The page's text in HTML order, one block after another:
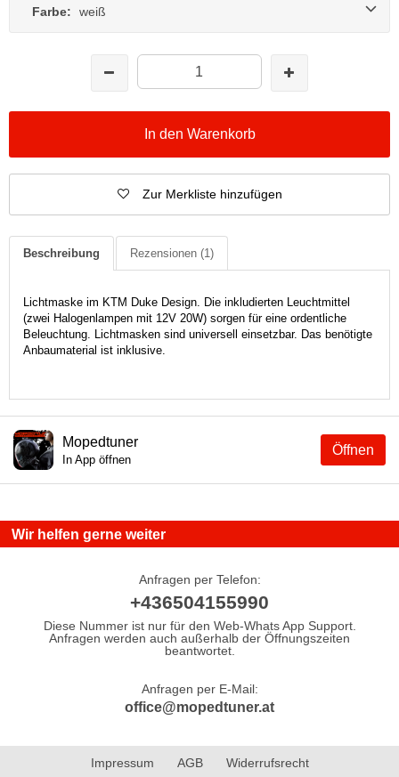
Farbe: weiß
In den Warenkorb
Zur Merkliste hinzufügen
Beschreibung Rezensionen (1)
Lichtmaske im KTM Duke Design. Die inkludierten Leuchtmittel
(zwei Halogenlampen mit 12V 20W) sorgen für eine ordentliche
Beleuchtung. Lichtmasken sind universell einsetzbar. Das benötigte
Anbaumaterial ist inklusive.
Öffnen
Mopedtuner
In App öffnen
Wir helfen gerne weiter
Anfragen per Telefon:
+436504155990
Diese Nummer ist nur für den Web-Whats App Support.
Anfragen werden auch außerhalb der Öffnungszeiten
beantwortet.
Anfragen per E-Mail:
office@mopedtuner.at
Impressum AGB Widerrufsrecht